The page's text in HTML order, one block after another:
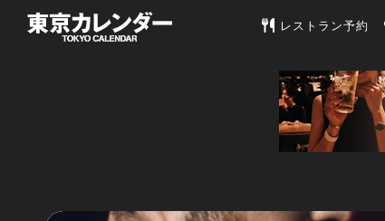
東京カレンダー | 最
レストラン予約